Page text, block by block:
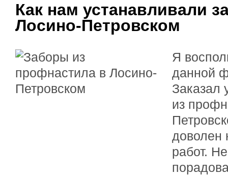
Как нам устанавливали
Лосино-Петровском
Я
данной
Заказал
из
доволен
работ.